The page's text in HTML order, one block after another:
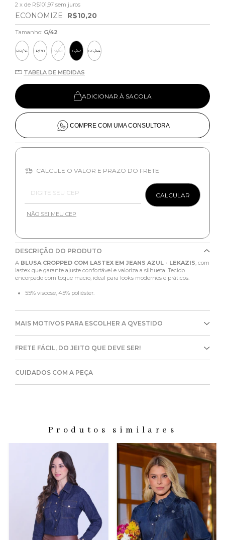
2 x de R$101,97 sem juros
ECONOMIZE R$10,20
Tamanho: G/42
PP/36 P/38 M/40 G/42 GG/44
TABELA DE MEDIDAS
ADICIONAR À SACOLA
COMPRE COM UMA CONSULTORA
CALCULE O VALOR E PRAZO DO FRETE
CALCULAR
NÃO SEI MEU CEP
DESCRIÇÃO DO PRODUTO
A BLUSA CROPPED COM LASTEX EM JEANS AZUL - LEKAZIS, com
lastex que garante ajuste confortável e valoriza a silhueta. Tecido
encorpado com toque macio, ideal para looks modernos e práticos.
55% viscose, 45% poliéster.
MAIS MOTIVOS PARA ESCOLHER A QVESTIDO
FRETE FÁCIL, DO JEITO QUE DEVE SER!
CUIDADOS COM A PEÇA
Produtos similares